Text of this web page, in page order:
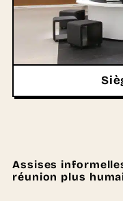
Assises
réunion plus